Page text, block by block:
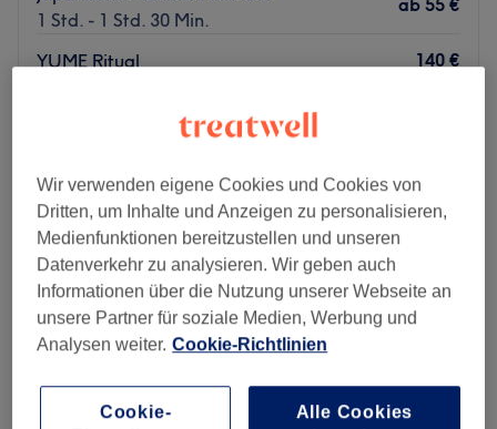
1 Std. - 1 Std. 30 Min.
ab 55 €
YUME Ritual
140 €
Schnellansicht Saloninfos
Montag 10:00–20:00
Dienstag
10:00–20:00
Mittwoch
10:00–20:00
Donnerstag
10:00– 20:00
Freitag
Sonntag
Geschlossen
Wir verwenden eigene Cookies und Cookies von
Dritten, um Inhalte und Anzeigen zu personalisieren,
Medienfunktionen bereitzustellen und unseren
Datenverkehr zu analysieren. Wir geben auch
Informationen über die Nutzung unserer Webseite an
unsere Partner für soziale Medien, Werbung und
Analysen weiter. Cookie-Richtlinien
Cookie-
Alle Cookies